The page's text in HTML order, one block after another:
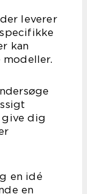
leverer
kan
dig
en idé
en